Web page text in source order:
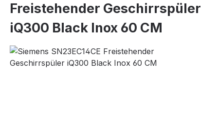
Freistehender Geschirrspüler
iQ300 Black Inox 60 CM
Bildergalerie überspringen